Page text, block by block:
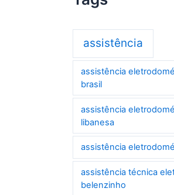
assistência
assistência
brasil
assistência
libanesa
assistência
assistência técnica
belenzinho